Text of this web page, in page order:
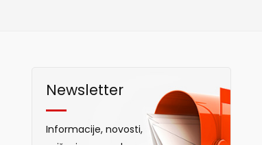
Newsletter
Informacije, novosti,